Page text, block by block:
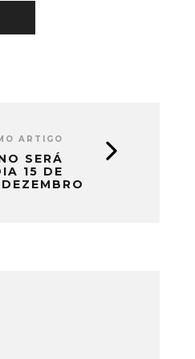
ARTIGO
SERÁ
15 DE
DEZEMBRO